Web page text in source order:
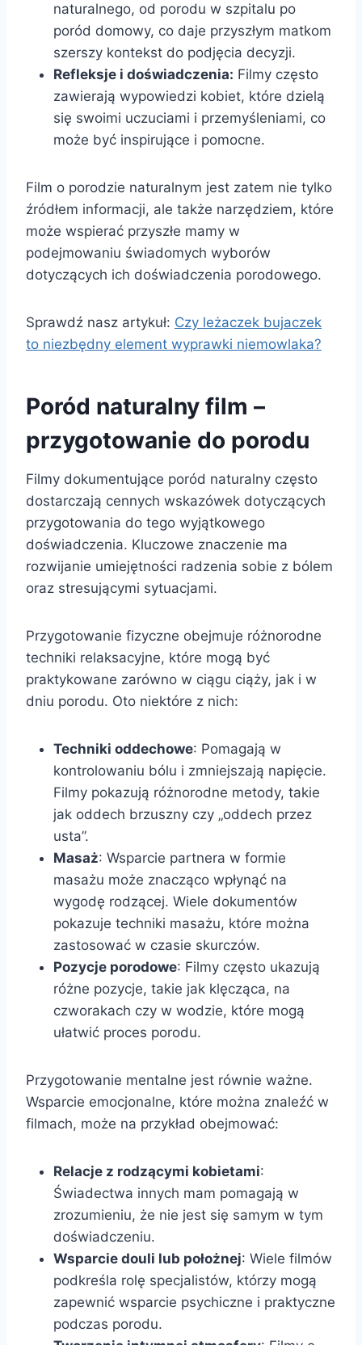
naturalnego, od porodu w szpitalu po
poród domowy, co daje przyszłym matkom
szerszy kontekst do podjęcia decyzji.
Refleksje i doświadczenia: Filmy często
zawierają wypowiedzi kobiet, które dzielą
się swoimi uczuciami i przemyśleniami, co
może być inspirujące i pomocne.
Film o porodzie naturalnym jest zatem nie tylko
źródłem informacji, ale także narzędziem, które
może wspierać przyszłe mamy w
podejmowaniu świadomych wyborów
dotyczących ich doświadczenia porodowego.
Sprawdź nasz artykuł: Czy leżaczek bujaczek
to niezbędny element wyprawki niemowlaka?
Poród naturalny film –
przygotowanie do porodu
Filmy dokumentujące poród naturalny często
dostarczają cennych wskazówek dotyczących
przygotowania do tego wyjątkowego
doświadczenia. Kluczowe znaczenie ma
rozwijanie umiejętności radzenia sobie z bólem
oraz stresującymi sytuacjami.
Przygotowanie fizyczne obejmuje różnorodne
techniki relaksacyjne, które mogą być
praktykowane zarówno w ciągu ciąży, jak i w
dniu porodu. Oto niektóre z nich:
Techniki oddechowe: Pomagają w
kontrolowaniu bólu i zmniejszają napięcie.
Filmy pokazują różnorodne metody, takie
jak oddech brzuszny czy „oddech przez
usta”.
Masaż: Wsparcie partnera w formie
masażu może znacząco wpłynąć na
wygodę rodzącej. Wiele dokumentów
pokazuje techniki masażu, które można
zastosować w czasie skurczów.
Pozycje porodowe: Filmy często ukazują
różne pozycje, takie jak klęcząca, na
czworakach czy w wodzie, które mogą
ułatwić proces porodu.
Przygotowanie mentalne jest równie ważne.
Wsparcie emocjonalne, które można znaleźć w
filmach, może na przykład obejmować:
Relacje z rodzącymi kobietami:
Świadectwa innych mam pomagają w
zrozumieniu, że nie jest się samym w tym
doświadczeniu.
Wsparcie douli lub położnej: Wiele filmów
podkreśla rolę specjalistów, którzy mogą
zapewnić wsparcie psychiczne i praktyczne
podczas porodu.